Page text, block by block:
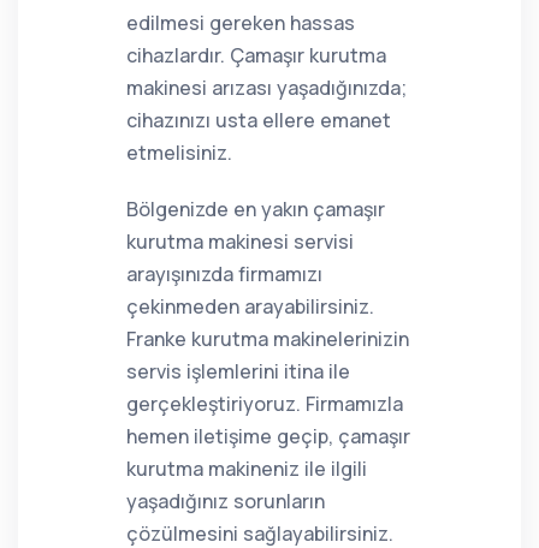
edilmesi gereken hassas
cihazlardır. Çamaşır kurutma
makinesi arızası yaşadığınızda;
cihazınızı usta ellere emanet
etmelisiniz.
Bölgenizde en yakın çamaşır
kurutma makinesi servisi
arayışınızda firmamızı
çekinmeden arayabilirsiniz.
Franke kurutma makinelerinizin
servis işlemlerini itina ile
gerçekleştiriyoruz. Firmamızla
hemen iletişime geçip, çamaşır
kurutma makineniz ile ilgili
yaşadığınız sorunların
çözülmesini sağlayabilirsiniz.